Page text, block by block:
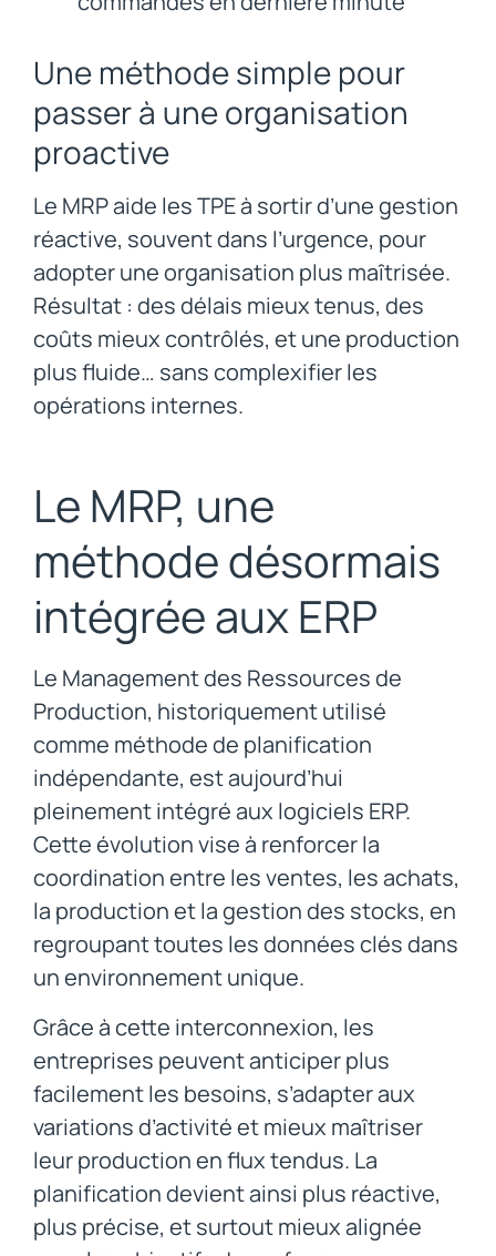
Une méthode simple pour
passer à une organisation
proactive
Le MRP aide les TPE à sortir d’une gestion
réactive, souvent dans l’urgence, pour
adopter une organisation plus maîtrisée.
Résultat : des délais mieux tenus, des
coûts mieux contrôlés, et une production
plus fluide… sans complexifier les
opérations internes.
Le MRP, une
méthode désormais
intégrée aux ERP
Le Management des Ressources de
Production, historiquement utilisé
comme méthode de planification
indépendante, est aujourd’hui
pleinement intégré aux logiciels ERP.
Cette évolution vise à renforcer la
coordination entre les ventes, les achats,
la production et la gestion des stocks, en
regroupant toutes les données clés dans
un environnement unique.
Grâce à cette interconnexion, les
entreprises peuvent anticiper plus
facilement les besoins, s’adapter aux
variations d’activité et mieux maîtriser
leur production en flux tendus. La
planification devient ainsi plus réactive,
plus précise, et surtout mieux alignée